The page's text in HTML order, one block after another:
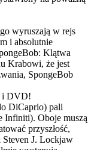
wyruszają w rejs
i absolutnie
Klątwa
Krabowi, że jest
SpongeBob
i DVD!
DiCaprio) pali
Infiniti). Oboje muszą
przyszłość,
J. Lockjaw